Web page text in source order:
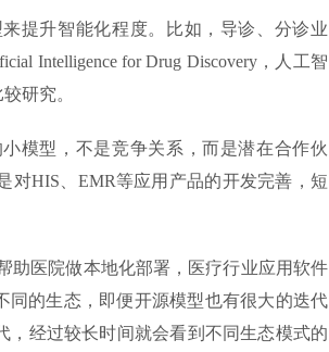
提升智能化程度。比如，导诊、分诊业
Intelligence for Drug Discovery，人工智
研究。
模型，不是竞争关系，而是潜在合作伙
对HIS、EMR等应用产品的开发完善，短
助医院做本地化部署，医疗行业应用软件
同的生态，即便开源模型也有很大的迭代
，经过较长时间就会看到不同生态模式的